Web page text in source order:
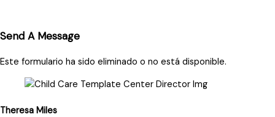
Send A Message
Este formulario ha sido eliminado o no está disponible.
Theresa Miles